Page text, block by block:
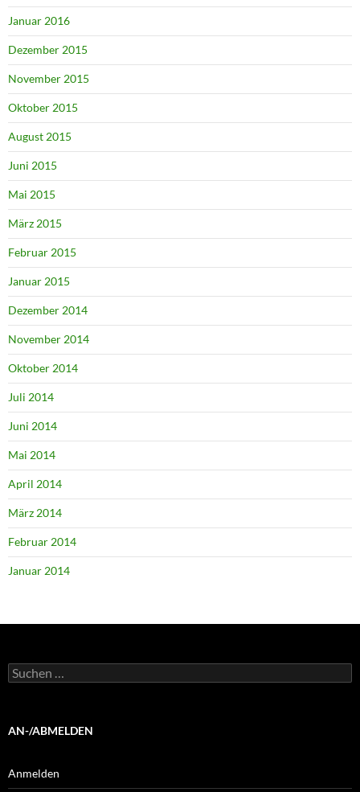
Januar 2016
Dezember 2015
November 2015
Oktober 2015
August 2015
Juni 2015
Mai 2015
März 2015
Februar 2015
Januar 2015
Dezember 2014
November 2014
Oktober 2014
Juli 2014
Juni 2014
Mai 2014
April 2014
März 2014
Februar 2014
Januar 2014
Suchen
nach:
AN-/ABMELDEN
Anmelden